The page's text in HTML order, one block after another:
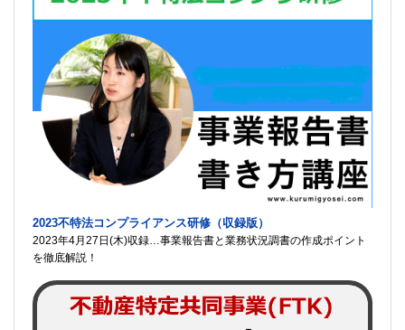
2023不特法コンプライアンス研修（収録版）
2023年4月27日(木)収録…事業報告書と業務状況調書の作成ポイント
を徹底解説！